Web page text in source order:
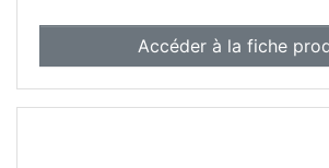
Accéder à la fiche